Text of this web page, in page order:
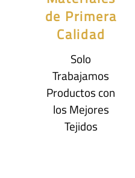
de Primera
Calidad
Solo
Trabajamos
Productos con
los Mejores
Tejidos